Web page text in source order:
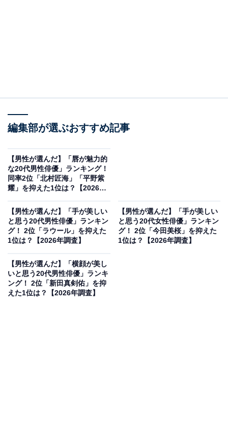
View this post on Instagram
編集部が選ぶおすすめ記事
【男性が選んだ】「唇が魅力的
な20代男性俳優」ランキング！
同率2位「北村匠海」「平野紫
耀」を抑えた1位は？【2026年
【男性が選んだ】「手が美しい
と思う20代男性俳優」ランキン
グ！ 2位「ラウール」を抑えた
1位は？【2026年調査】
【男性が選んだ】「手が美しい
と思う20代女性俳優」ランキン
グ！ 2位「今田美桜」を抑えた
1位は？【2026年調査】
【男性が選んだ】「横顔が美し
いと思う20代男性俳優」ランキ
ング！ 2位「新田真剣佑」を抑
えた1位は？【2026年調査】